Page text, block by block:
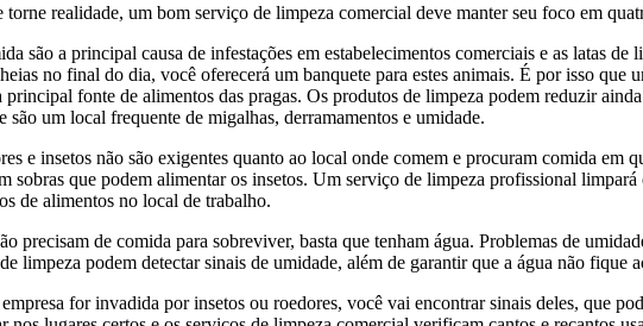
torne realidade, um bom serviço de limpeza comercial deve manter seu foco em
são a principal causa de infestações em estabelecimentos comerciais e as latas
no final do dia, você oferecerá um banquete para estes animais. É por isso
fonte de alimentos das pragas. Os produtos de limpeza podem reduzir
um local frequente de migalhas, derramamentos e umidade.
e insetos não são exigentes quanto ao local onde comem e procuram comida em
sobras que podem alimentar os insetos. Um serviço de limpeza profissional limpará
de alimentos no local de trabalho.
precisam de comida para sobreviver, basta que tenham água. Problemas de
limpeza podem detectar sinais de umidade, além de garantir que a água não fique
empresa for invadida por insetos ou roedores, você vai encontrar sinais deles, que